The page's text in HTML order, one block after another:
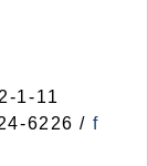
1-11
6226 / f